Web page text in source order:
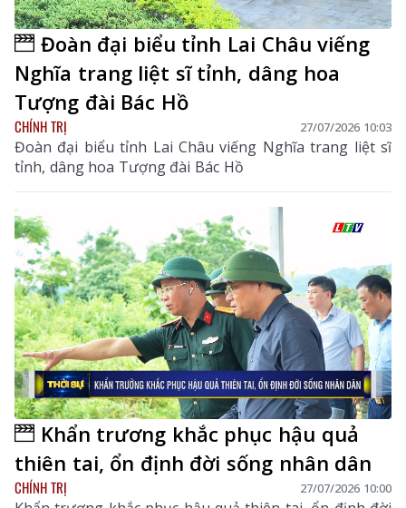
Đoàn đại biểu tỉnh Lai Châu viếng
Nghĩa trang liệt sĩ tỉnh, dâng hoa
Tượng đài Bác Hồ
CHÍNH TRỊ 27/07/2026 10:03
Đoàn đại biểu tỉnh Lai Châu viếng Nghĩa trang liệt sĩ
tỉnh, dâng hoa Tượng đài Bác Hồ
Khẩn trương khắc phục hậu quả
thiên tai, ổn định đời sống nhân dân
CHÍNH TRỊ 27/07/2026 10:00